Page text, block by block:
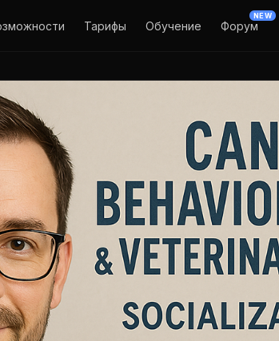
Тарифы Обучение Форум
NEW